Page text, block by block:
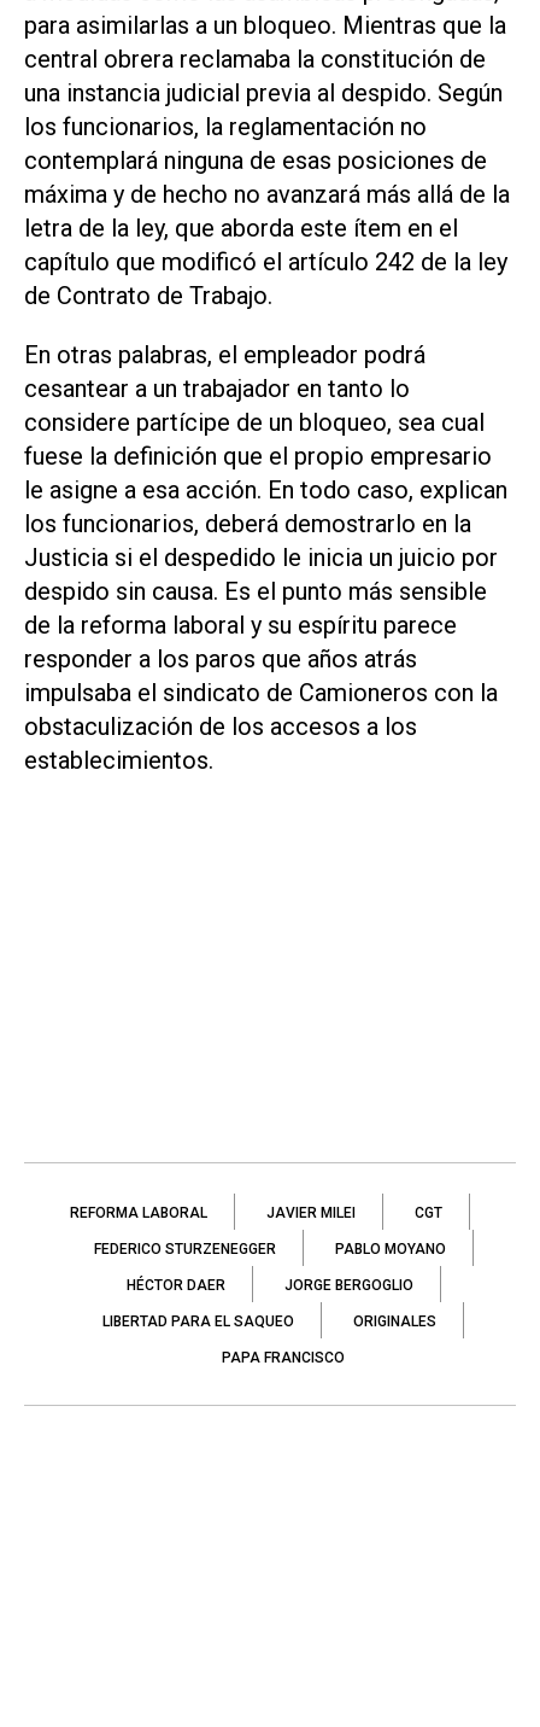
para asimilarlas a un bloqueo. Mientras que la
central obrera reclamaba la constitución de
una instancia judicial previa al despido. Según
los funcionarios, la reglamentación no
contemplará ninguna de esas posiciones de
máxima y de hecho no avanzará más allá de la
letra de la ley, que aborda este ítem en el
capítulo que modificó el artículo 242 de la ley
de Contrato de Trabajo.
En otras palabras, el empleador podrá
cesantear a un trabajador en tanto lo
considere partícipe de un bloqueo, sea cual
fuese la definición que el propio empresario
le asigne a esa acción. En todo caso, explican
los funcionarios, deberá demostrarlo en la
Justicia si el despedido le inicia un juicio por
despido sin causa. Es el punto más sensible
de la reforma laboral y su espíritu parece
responder a los paros que años atrás
impulsaba el sindicato de Camioneros con la
obstaculización de los accesos a los
establecimientos.
REFORMA LABORAL JAVIER MILEI CGT
FEDERICO STURZENEGGER PABLO MOYANO
HÉCTOR DAER JORGE BERGOGLIO
LIBERTAD PARA EL SAQUEO ORIGINALES
PAPA FRANCISCO